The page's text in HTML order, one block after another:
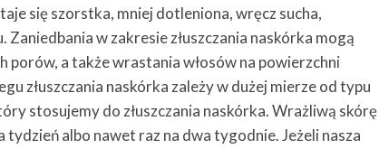
się szorstka, mniej dotleniona, wręcz sucha,
w zakresie złuszczania naskórka mogą
a także wrastania włosów na powierzchni
złuszczania naskórka zależy w dużej mierze od typu
stosujemy do złuszczania naskórka. Wrażliwą skórę
albo nawet raz na dwa tygodnie. Jeżeli nasza